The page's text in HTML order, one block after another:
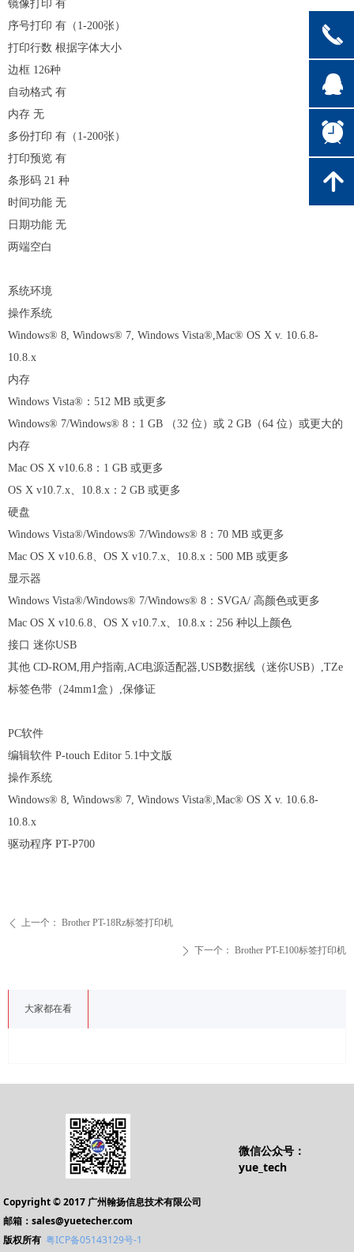
大家都在看
ꄴ 上一个： Brother PT-18Rz标签打印机
ꄲ 下一个： Brother PT-E100标签打印机
镜像打印 有
序号打印 有（ 1-200张）
打印行数 根据字体大小
边框 126种
自动格式 有
内存 无
多份打印 有（ 1-200张）
打印预览 有
条形码 21 种
时间功能 无
日期功能 无
两端空白
系统环境
操作系统
Windows® 8, Windows® 7, Windows Vista®,Mac® OS X v. 10.6.8-
10.8.x
内存
Windows Vista® ： 512 MB 或更多
Windows® 7/Windows® 8 ： 1 GB （32 位）或 2 GB （64 位）或更大的
内存
Mac OS X v10.6.8 ： 1 GB 或更多
OS X v10.7.x、 10.8.x ： 2 GB 或更多
硬盘
Windows Vista®/Windows® 7/Windows® 8 ： 70 MB 或更多
Mac OS X v10.6.8、 OS X v10.7.x、 10.8.x ： 500 MB 或更多
显示器
Windows Vista®/Windows® 7/Windows® 8 ： SVGA/ 高颜色或更多
Mac OS X v10.6.8、 OS X v10.7.x、 10.8.x ： 256 种以上颜色
接口 迷你USB
其他 CD-ROM,用户指南,AC电源适配器,USB数据线（迷你USB） ,TZe
标签色带（24mm1盒） ,保修证
PC软件
编辑软件 P-touch Editor 5.1中文版
操作系统
Windows® 8, Windows® 7, Windows Vista®,Mac® OS X v. 10.6.8-
10.8.x
驱动程序 PT-P700
微信公众号：
yue_tech
Copyright © 2017 广州翰扬信息技术有限公司
邮箱：sales@yuetecher.com
版权所有 粤ICP备05143129号-1
끅
뀩
뀥
녕